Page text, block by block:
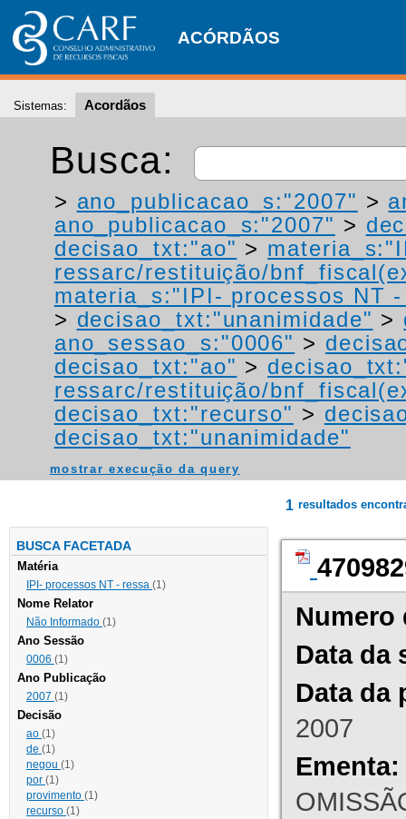
ACÓRDÃOS
Sistemas: Acordãos
Busca:
> ano_publicacao_s:"2007" >
ano_publicacao_s:"2007" >
decisao_txt:"ao" >
ressarc/restituição/
materia_s:"IPI- processos NT
> decisao_txt:"unanimidade" >
ano_sessao_s:"0006" >
decisao_txt:"ao" >
ressarc/restituição/
decisao_txt:"recurso" >
decisao_txt:"unanimidade"
mostrar execução da query
BUSCA FACETADA
Matéria
IPI- processos NT - ressa (1)
Nome Relator
Não Informado (1)
Ano Sessão
0006 (1)
Ano Publicação
2007 (1)
Decisão
ao (1)
de (1)
negou (1)
por (1)
provimento (1)
recurso (1)
1 resultados
Numero
Data da
Data da
2007
Ementa: